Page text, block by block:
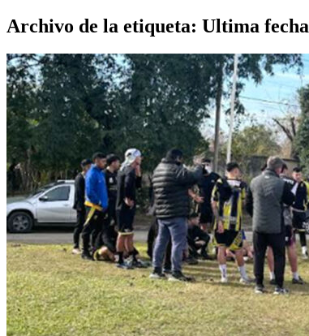
Archivo de la etiqueta: Ultima fecha